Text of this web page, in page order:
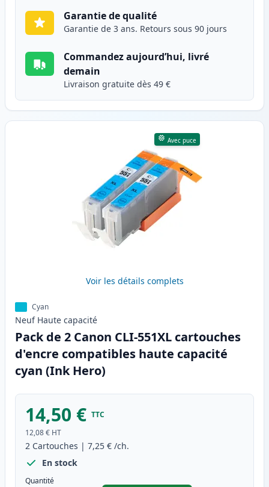
Garantie de qualité
Garantie de 3 ans. Retours sous 90 jours
Commandez aujourd’hui, livré
demain
Livraison gratuite dès 49 €
Avec puce
Voir les détails complets
Cyan
Neuf Haute capacité
Pack de 2 Canon CLI-551XL cartouches
d'encre compatibles haute capacité
cyan (Ink Hero)
14,50 € TTC
12,08 € HT
2 Cartouches | 7,25 € /ch.
En stock
Quantité